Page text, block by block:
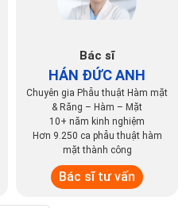
Bác sĩ
HÁN ĐỨC ANH
Chuyên gia Phẫu thuật Hàm mặt
& Răng – Hàm – Mặt
10+ năm kinh nghiệm
Hơn 9.250 ca phẫu thuật hàm
mặt thành công
Bác sĩ tư vấn